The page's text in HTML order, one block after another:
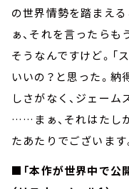
の世界情勢を踏まえ
ぁ、それを言ったらも
そうなんですけど。「
いいの？と思った。納
しさがなく、ジェーム
……まぁ、それはたし
たあたりでございます
■「本作が世界中で公